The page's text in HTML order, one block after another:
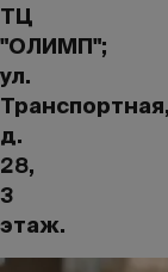
ТЦ
"ОЛИМП";
ул.
Транспортная,
д.
28,
3
этаж.